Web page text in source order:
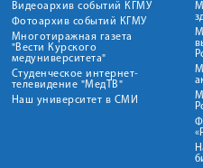
Видеоархив событий КГМУ
Фотоархив событий КГМУ
Многотиражная газета
"Вести Курского
медуниверситета"
Студенческое интернет-
телевидение "МедТВ"
Наш университет в СМИ